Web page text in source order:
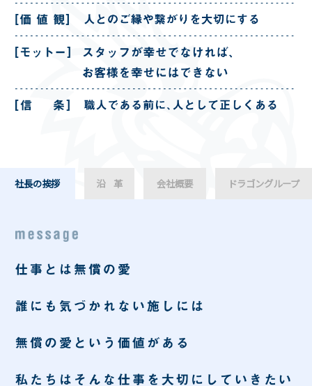
社長の挨拶 沿 革 会社概要 ドラゴングループ